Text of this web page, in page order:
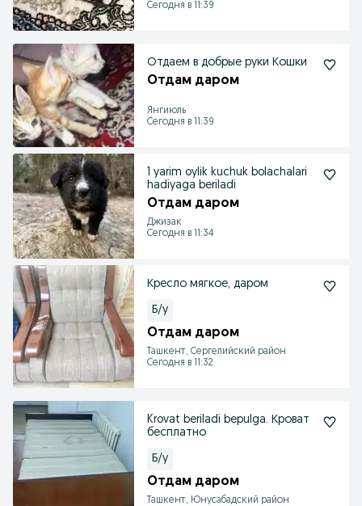
Сегодня в 11:39
Отдаем в добрые руки Кошки
Отдам даром
Янгиюль
Сегодня в 11:39
1 yarim oylik kuchuk bolachalari
hadiyaga beriladi
Отдам даром
Джизак
Сегодня в 11:34
Кресло мягкое, даром
Б/у
Отдам даром
Ташкент, Сергелийский район
Сегодня в 11:32
Krovat beriladi bepulga. Кроват
бесплатно
Б/у
Отдам даром
Ташкент, Юнусабадский район